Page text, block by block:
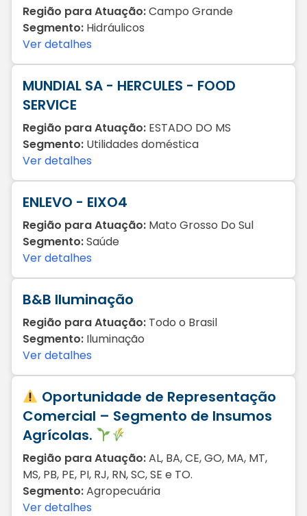
Região para Atuação:Campo Grande
Segmento: Hidráulicos
Ver detalhes
MUNDIAL SA - HERCULES - FOOD
SERVICE
Região para Atuação: ESTADO DO MS
Segmento: Utilidades doméstica
Ver detalhes
ENLEVO - EIXO4
Região para Atuação: Mato Grosso Do Sul
Segmento:Saúde
Ver detalhes
B&B Iluminação
Região para Atuação: Todo o Brasil
Segmento: Iluminação
Ver detalhes
Oportunidade de Representação
Comercial – Segmento de Insumos
Agrícolas.
Região para Atuação:AL, BA, CE, GO, MA, MT,
MS, PB, PE, PI, RJ, RN, SC, SE e TO.
Segmento:Agropecuária
Ver detalhes